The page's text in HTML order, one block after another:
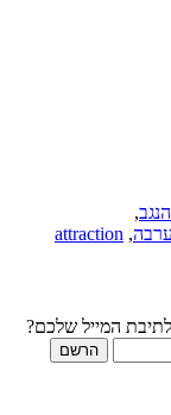
,
ערבה,
attraction
לתיבת המייל שלכם?